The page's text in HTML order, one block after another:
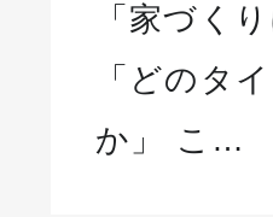
「家づく
「どのタ
か」 こ…